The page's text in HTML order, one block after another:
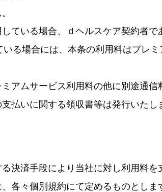
ている場合、ｄヘルスケア契約者で
る場合には、本条の利用料はプレ
アムサービス利用料の他に別途通信
払いに関する領収書等は発行いたし
決済手段により当社に対し利用料を
各々個別規約にて定めるものとしま